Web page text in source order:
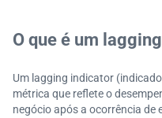
O que é um
Um lagging indicator
métrica que reflete o
negócio após a ocorrência de